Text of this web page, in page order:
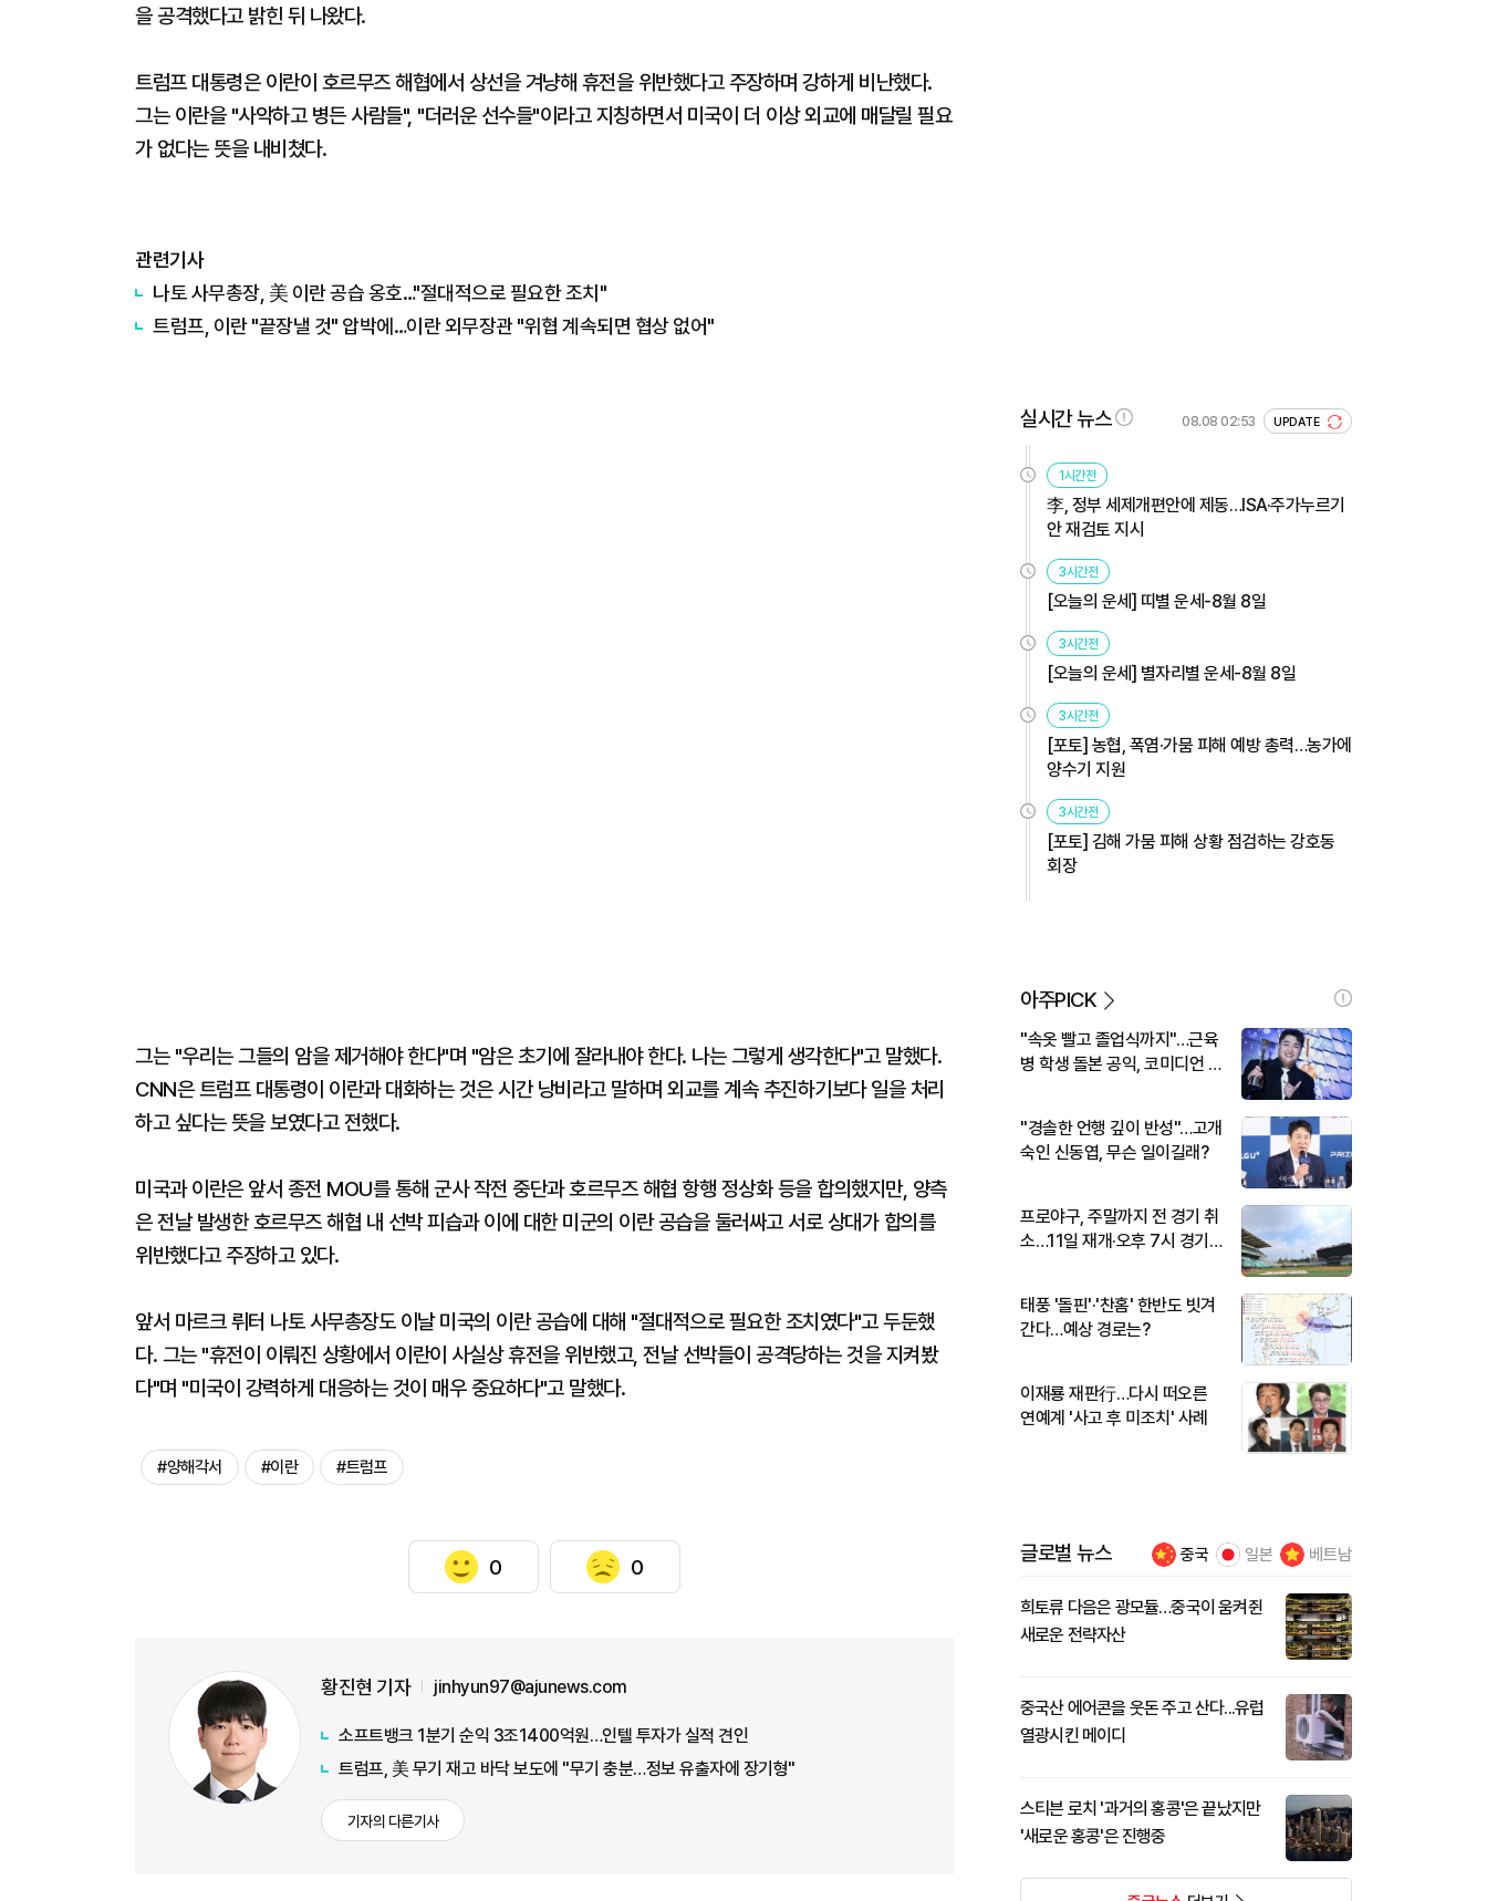
을 공격했다고 밝힌 뒤 나왔다.
트럼프 대통령은 이란이 호르무즈 해협에서 상선을 겨냥해 휴전을 위반했다고 주장하며 강하게 비난했다.
그는 이란을 "사악하고 병든 사람들", "더러운 선수들"이라고 지칭하면서 미국이 더 이상 외교에 매달릴 필요
가 없다는 뜻을 내비쳤다.
관련기사
나토 사무총장, 美 이란 공습 옹호…"절대적으로 필요한 조치"
트럼프, 이란 "끝장낼 것" 압박에…이란 외무장관 "위협 계속되면 협상 없어"
그는 "우리는 그들의 암을 제거해야 한다"며 "암은 초기에 잘라내야 한다. 나는 그렇게 생각한다"고 말했다.
CNN은 트럼프 대통령이 이란과 대화하는 것은 시간 낭비라고 말하며 외교를 계속 추진하기보다 일을 처리
하고 싶다는 뜻을 보였다고 전했다.
미국과 이란은 앞서 종전 MOU를 통해 군사 작전 중단과 호르무즈 해협 항행 정상화 등을 합의했지만, 양측
은 전날 발생한 호르무즈 해협 내 선박 피습과 이에 대한 미군의 이란 공습을 둘러싸고 서로 상대가 합의를
위반했다고 주장하고 있다.
앞서 마르크 뤼터 나토 사무총장도 이날 미국의 이란 공습에 대해 "절대적으로 필요한 조치였다"고 두둔했
다. 그는 "휴전이 이뤄진 상황에서 이란이 사실상 휴전을 위반했고, 전날 선박들이 공격당하는 것을 지켜봤
다"며 "미국이 강력하게 대응하는 것이 매우 중요하다"고 말했다.
#양해각서 #이란 #트럼프
0 0
황진현 기자 jinhyun97@ajunews.com
소프트뱅크 1분기 순익 3조1400억원…인텔 투자가 실적 견인
트럼프, 美 무기 재고 바닥 보도에 "무기 충분…정보 유출자에 장기형"
기자의 다른기사
실시간 뉴스 08.08 02:53 UPDATE
1시간전
李, 정부 세제개편안에 제동…ISA·주가누르기
안 재검토 지시
3시간전
[오늘의 운세] 띠별 운세-8월 8일
3시간전
[오늘의 운세] 별자리별 운세-8월 8일
3시간전
[포토] 농협, 폭염·가뭄 피해 예방 총력…농가에
양수기 지원
3시간전
[포토] 김해 가뭄 피해 상황 점검하는 강호동
회장
아주PICK
"속옷 빨고 졸업식까지"…근육
병 학생 돌본 공익, 코미디언 김
"경솔한 언행 깊이 반성"…고개
숙인 신동엽, 무슨 일이길래?
프로야구, 주말까지 전 경기 취
소…11일 재개·오후 7시 경기
태풍 '돌핀'·'찬홈' 한반도 빗겨
간다…예상 경로는?
이재룡 재판行…다시 떠오른
연예계 '사고 후 미조치' 사례
글로벌 뉴스 중국 일본 베트남
희토류 다음은 광모듈…중국이 움켜쥔
새로운 전략자산
중국산 에어콘을 웃돈 주고 산다...유럽
열광시킨 메이디
스티븐 로치 '과거의 홍콩'은 끝났지만
'새로운 홍콩'은 진행중